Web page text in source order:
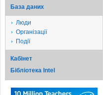
База даних
Люди
Організації
Події
Кабінет
Бібліотека Intel